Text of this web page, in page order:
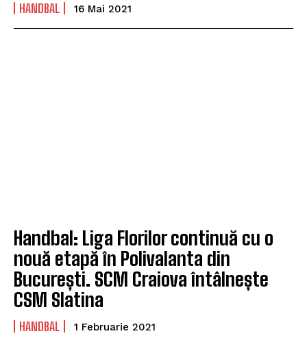
HANDBAL 16 Mai 2021
Handbal: Liga Florilor continuă cu o
nouă etapă în Polivalanta din
București. SCM Craiova întâlnește
CSM Slatina
HANDBAL 1 Februarie 2021